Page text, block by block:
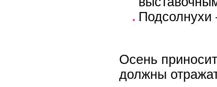
Подсолнухи
Осень
должны